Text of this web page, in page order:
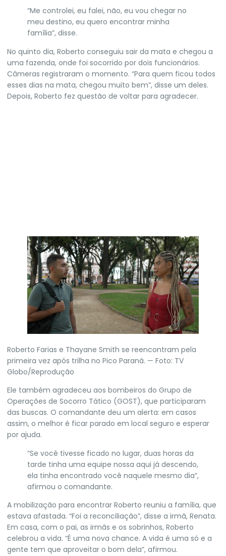
“Me controlei, eu falei, não, eu vou chegar no
meu destino, eu quero encontrar minha
família”, disse.
No quinto dia, Roberto conseguiu sair da mata e chegou a
uma fazenda, onde foi socorrido por dois funcionários.
Câmeras registraram o momento. “Para quem ficou todos
esses dias na mata, chegou muito bem”, disse um deles.
Depois, Roberto fez questão de voltar para agradecer.
Roberto Farias e Thayane Smith se reencontram pela
primeira vez após trilha no Pico Paraná. — Foto: TV
Globo/Reprodução
Ele também agradeceu aos bombeiros do Grupo de
Operações de Socorro Tático (GOST), que participaram
das buscas. O comandante deu um alerta: em casos
assim, o melhor é ficar parado em local seguro e esperar
por ajuda.
“Se você tivesse ficado no lugar, duas horas da
tarde tinha uma equipe nossa aqui já descendo,
ela tinha encontrado você naquele mesmo dia”,
afirmou o comandante.
A mobilização para encontrar Roberto reuniu a família, que
estava afastada. “Foi a reconciliação”, disse a irmã, Renata.
Em casa, com o pai, as irmãs e os sobrinhos, Roberto
celebrou a vida. “É uma nova chance. A vida é uma só e a
gente tem que aproveitar o bom dela”, afirmou.